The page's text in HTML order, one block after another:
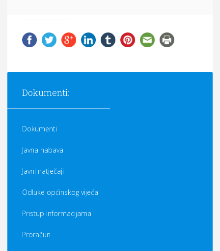
Dokumenti:
Dokumenti
Javna nabava
Javni natječaji
Odluke općinskog vijeća
Pristup informacijama
Proračun